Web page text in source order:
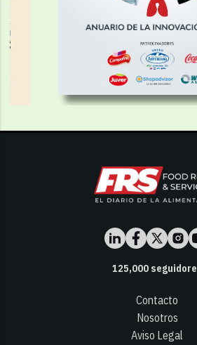
125,000
Contacto
Nosotros
Aviso Legal